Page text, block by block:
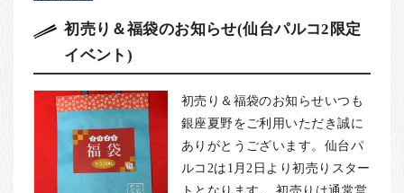
こども和食器 小夏 について
ご利用ガイド
法人・飲食店のお客様
お客様の声
店舗紹介
お問い合わせ
初売り＆福袋のお知らせ(仙台パルコ2限定
イベント)
初売り＆福袋のお知らせいつも
銀座夏野をご利用いただき誠に
ありがとうございます。仙台パ
ルコ2は1月2日より初売りスター